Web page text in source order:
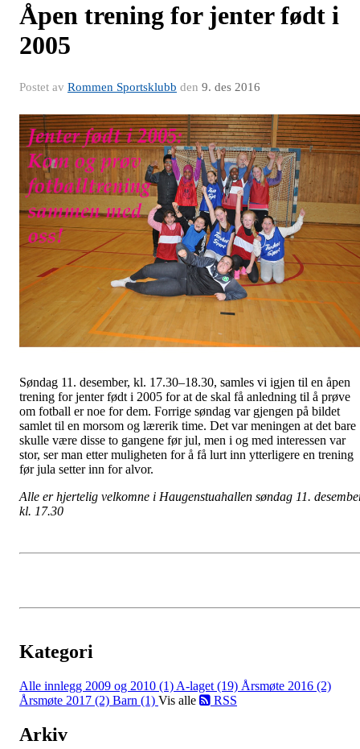
Åpen trening for jenter født i
2005
Postet av Rommen Sportsklubb den 9. des 2016
Søndag 11. desember, kl. 17.30–18.30, samles vi igjen til en åpen
trening for jenter født i 2005 for at de skal få anledning til å prøve
om fotball er noe for dem. Forrige søndag var gjengen på bildet
samlet til en morsom og lærerik time. Det var meningen at det bare
skulle være disse to gangene før jul, men i og med interessen var
stor, ser man etter muligheten for å få lurt inn ytterligere en trening
før jula setter inn for alvor.
Alle er hjertelig velkomne i Haugenstuahallen søndag 11.
kl. 17.30
Kategori
Alle innlegg 2009 og 2010 (1) A-laget (19) Årsmøte 2016 (2)
Årsmøte 2017 (2) Barn (1) Vis alle RSS
Arkiv